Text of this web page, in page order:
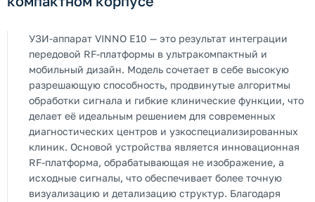
УЗИ-аппарат VINNO E10 — это результат интеграции
передовой RF-платформы в ультракомпактный и
мобильный дизайн. Модель сочетает в себе высокую
разрешающую способность, продвинутые алгоритмы
обработки сигнала и гибкие клинические функции, что
делает её идеальным решением для современных
диагностических центров и узкоспециализированных
клиник. Основой устройства является инновационная
RF-платформа, обрабатывающая не изображение, а
исходные сигналы, что обеспечивает более точную
визуализацию и детализацию структур. Благодаря